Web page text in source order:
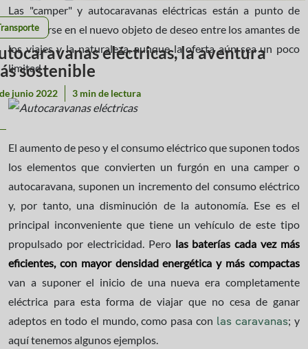
eléctricas, la aventura
sostenible
junio 2022 3 min de lectura
Las "camper" y autocaravanas eléctricas están a punto de
convertirse en el nuevo objeto de deseo entre los amantes de
los viajes y la naturaleza, aunque la oferta aún sea un poco
limitad
El aumento de peso y el consumo eléctrico que suponen todos
los elementos que convierten un furgón en una camper o
autocaravana, suponen un incremento del consumo eléctrico
y, por tanto, una disminución de la autonomía. Ese es el
principal inconveniente que tiene un vehículo de este tipo
propulsado por electricidad. Pero las baterías cada vez más
eficientes, con mayor densidad energética y más compactas
van a suponer el inicio de una nueva era completamente
eléctrica para esta forma de viajar que no cesa de ganar
adeptos en todo el mundo, como pasa con las caravanas; y
aquí tenemos algunos ejemplos.